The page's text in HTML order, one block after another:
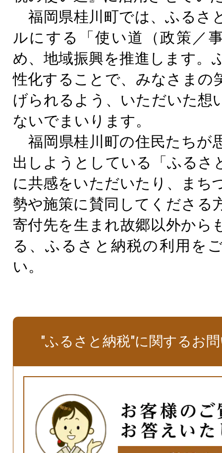
福岡県桂川町では、ふるさ
ルにする「使い道（政策／
め、地域振興を推進します。
性化することで、みなさまの
げられるよう、いただいた想
ないでまいります。
福岡県桂川町の住民たちが
出しようとしている「ふるさ
に共感をいただいたり、まち
勢や施策に賛同してくださる
寄付先を生まれ故郷以外から
る、ふるさと納税の利用を
い。
"ふるさと納税"に関するお